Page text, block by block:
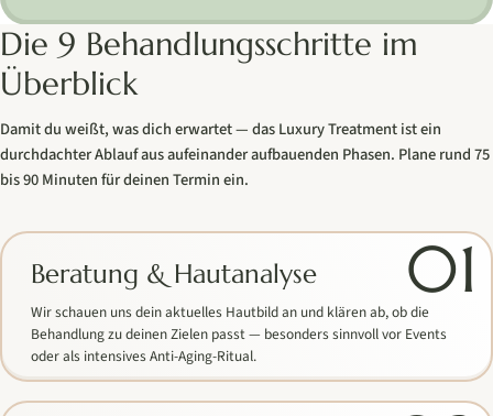
Die 9 Behandlungsschritte im
Überblick
Damit du weißt, was dich erwartet — das Luxury Treatment ist ein
durchdachter Ablauf aus aufeinander aufbauenden Phasen. Plane rund 75
bis 90 Minuten für deinen Termin ein.
01
Beratung & Hautanalyse
Wir schauen uns dein aktuelles Hautbild an und klären ab, ob die
Behandlung zu deinen Zielen passt — besonders sinnvoll vor Events
oder als intensives Anti-Aging-Ritual.